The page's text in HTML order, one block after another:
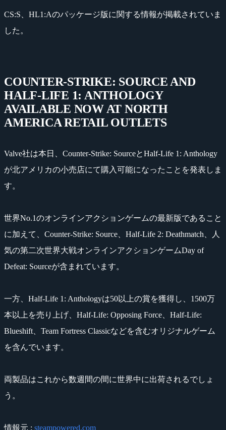
CS:S、HL1:Aのパッケージ版に関する情報が掲載されていま
した。
COUNTER-STRIKE: SOURCE AND
HALF-LIFE 1: ANTHOLOGY
AVAILABLE NOW AT NORTH
AMERICA RETAIL OUTLETS
Valve社は本日、Counter-Strike: SourceとHalf-Life 1: Anthology
が北アメリカの小売店にて購入可能になったことを発表しま
す。
世界No.1のオンラインアクションゲームの最新版であること
に加えて、Counter-Strike: Source、Half-Life 2: Deathmatch、人
気の第二次世界大戦オンラインアクションゲームDay of
Defeat: Sourceが含まれています。
一方、Half-Life 1: Anthologyは50以上の賞を獲得し、1500万
本以上を売り上げ、Half-Life: Opposing Force、Half-Life:
Blueshift、Team Fortress Classicなどを含むオリジナルゲーム
を含んでいます。
両製品はこれから数週間の間に世界中に出荷されるでしょ
う。
情報元 : steampowered.com